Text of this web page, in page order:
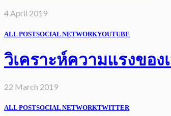
4 April 2019
ALL POSTSOCIAL NETWORKYOUTUBE
วิเคราะห์ความแรงของ
22 March 2019
ALL POSTSOCIAL NETWORKTWITTER